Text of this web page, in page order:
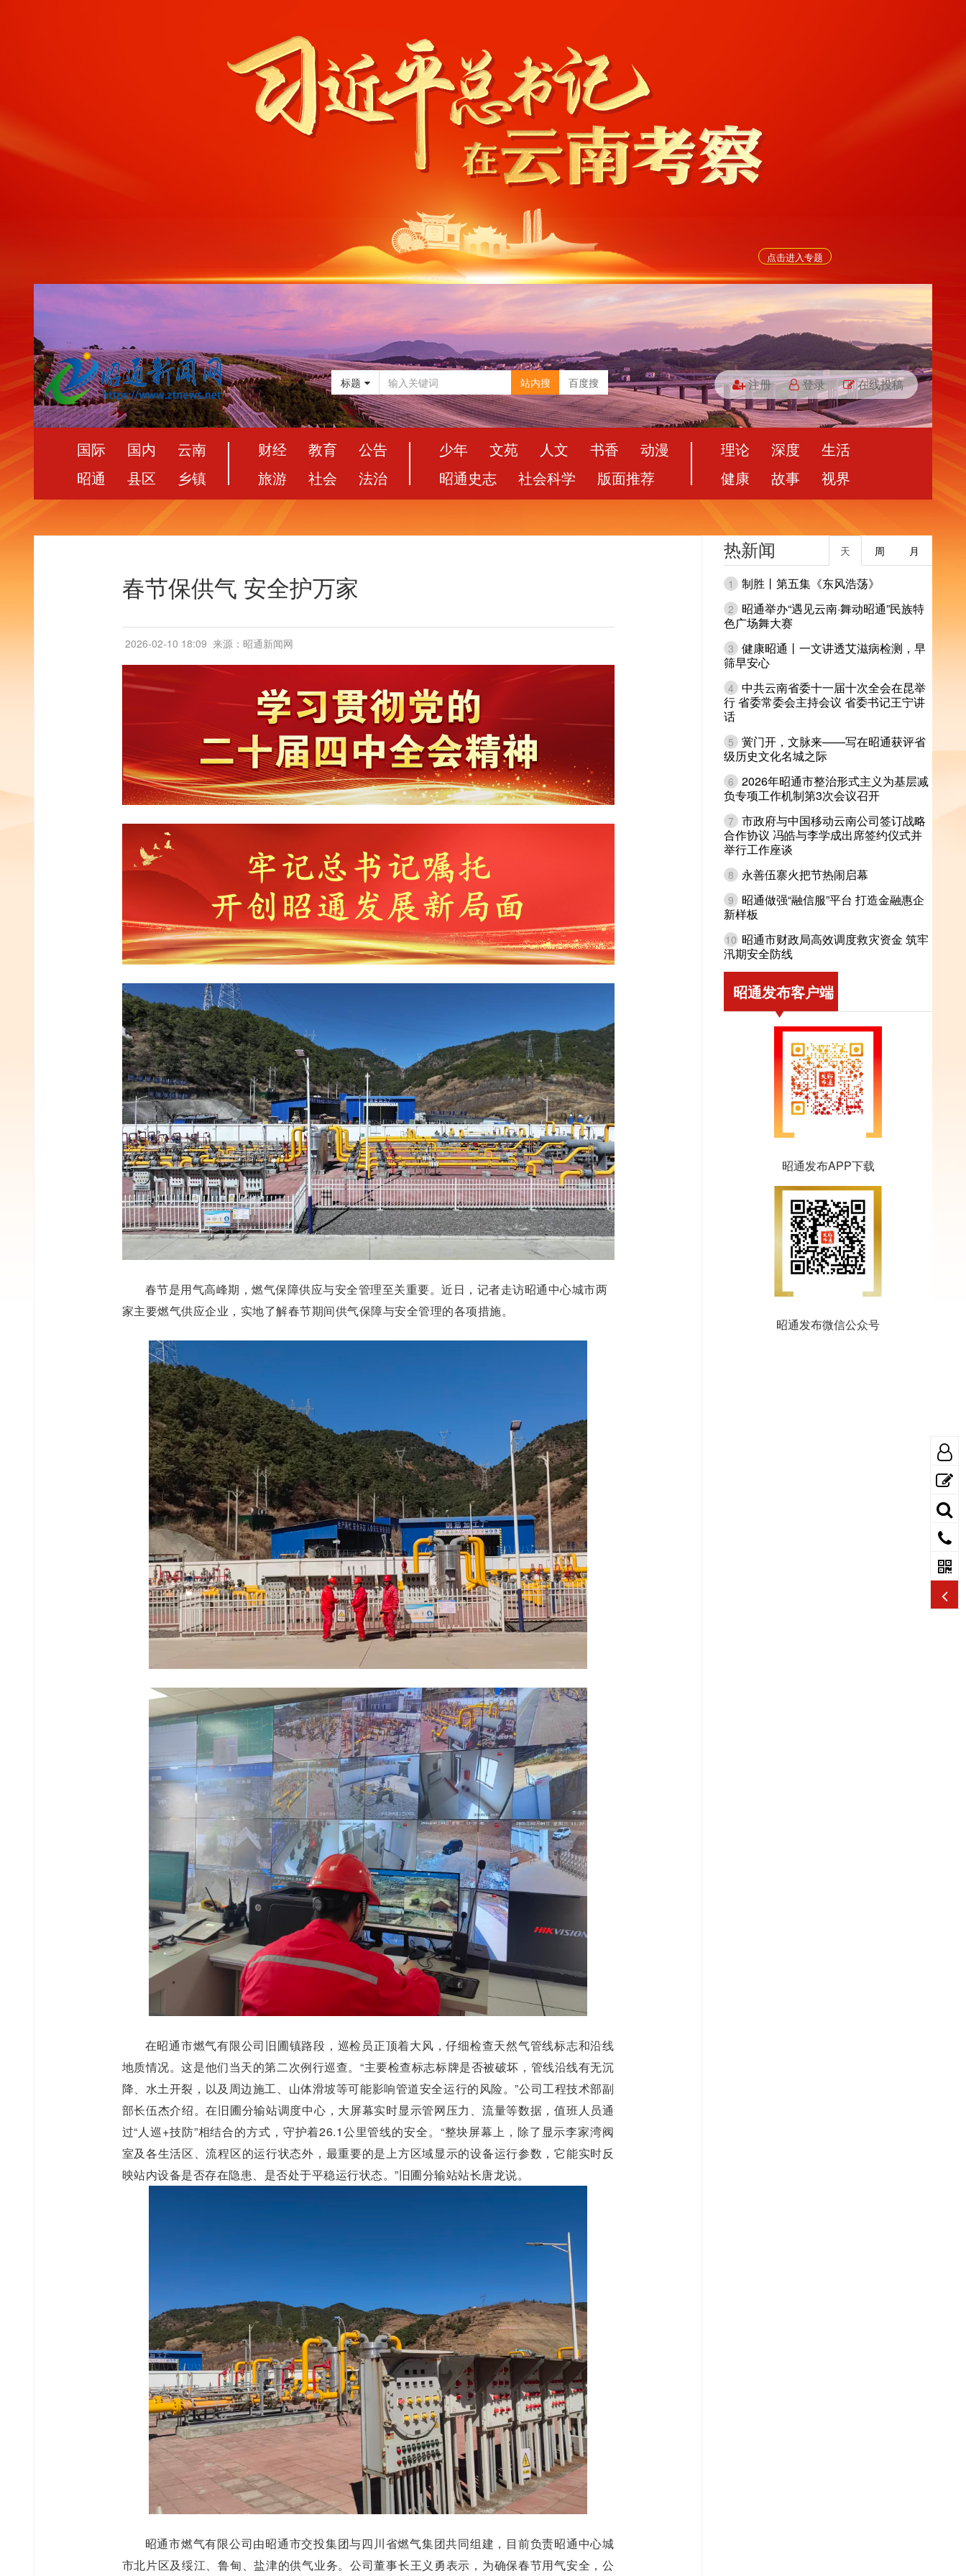
点击进入专题
标题 站内搜 百度搜 注册 登录 在线投稿
国际 国内
云南
昭通
县区 乡镇
财经 教育
公告
旅游
社会 法治
少年 文苑 人文 书香
动漫
昭通史志
社会科学 版面推荐
理论 深度
生活
健康
故事 视界
春节保供气 安全护万家
2026-02-10 18:09 来源：昭通新闻网
春节是用气高峰期，燃气保障供应与安全管理至关重要。近日，记者走访昭通中心城市两
家主要燃气供应企业，实地了解春节期间供气保障与安全管理的各项措施。
在昭通市燃气有限公司旧圃镇路段，巡检员正顶着大风，仔细检查天然气管线标志和沿线
地质情况。这是他们当天的第二次例行巡查。“主要检查标志标牌是否被破坏，管线沿线有无沉
降、水土开裂，以及周边施工、山体滑坡等可能影响管道安全运行的风险。”公司工程技术部副
部长伍杰介绍。在旧圃分输站调度中心，大屏幕实时显示管网压力、流量等数据，值班人员通
过“人巡+技防”相结合的方式，守护着26.1公里管线的安全。“整块屏幕上，除了显示李家湾阀
室及各生活区、流程区的运行状态外，最重要的是上方区域显示的设备运行参数，它能实时反
映站内设备是否存在隐患、是否处于平稳运行状态。”旧圃分输站站长唐龙说。
昭通市燃气有限公司由昭通市交投集团与四川省燃气集团共同组建，目前负责昭通中心城
市北片区及绥江、鲁甸、盐津的供气业务。公司董事长王义勇表示，为确保春节用气安全，公
热新闻 月
周
天
1 制胜丨第五集《东风浩荡》
2
昭通举办“遇见云南·舞动昭通”民族特
色广场舞大赛
3 健康昭通丨一文讲透艾滋病检测，早
筛早安心
4 中共云南省委十一届十次全会在昆举
行 省委常委会主持会议 省委书记王宁讲
话
5 黉门开，文脉来——写在昭通获评省
级历史文化名城之际
6 2026年昭通市整治形式主义为基层减
负专项工作机制第3次会议召开
7 市政府与中国移动云南公司签订战略
合作协议 冯皓与李学成出席签约仪式并
举行工作座谈
8 永善伍寨火把节热闹启幕
9
昭通做强“融信服”平台 打造金融惠企
新样板
10 昭通市财政局高效调度救灾资金 筑牢
汛期安全防线
昭通发布客户端
昭通发布APP下载
昭通发布微信公众号